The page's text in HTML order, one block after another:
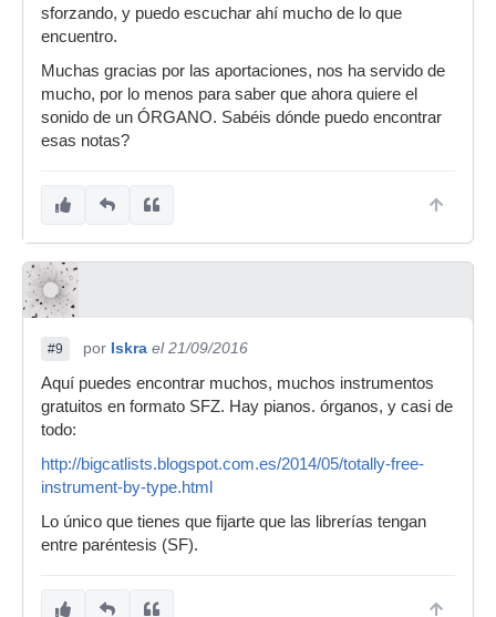
sforzando, y puedo escuchar ahí mucho de lo que
encuentro.
Muchas gracias por las aportaciones, nos ha servido de
mucho, por lo menos para saber que ahora quiere el
sonido de un ÓRGANO. Sabéis dónde puedo encontrar
esas notas?
#9 por Iskra el 21/09/2016
Aquí puedes encontrar muchos, muchos instrumentos
gratuitos en formato SFZ. Hay pianos. órganos, y casi de
todo:
http://bigcatlists.blogspot.com.es/2014/05/totally-free-
instrument-by-type.html
Lo único que tienes que fijarte que las librerías tengan
entre paréntesis (SF).